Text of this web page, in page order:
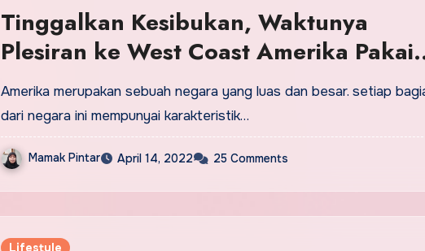
Tinggalkan Kesibukan, Waktunya
Plesiran ke West Coast Amerika Pakai
KTA Online
Amerika merupakan sebuah negara yang luas dan besar. setiap
dari negara ini mempunyai karakteristik…
Mamak Pintar April 14, 2022 25 Comments
Lifestyle